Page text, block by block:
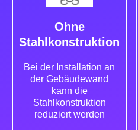
Ohne
Stahlkonstruktion
Bei der Installation an
der Gebäudewand
kann die
Stahlkonstruktion
reduziert werden